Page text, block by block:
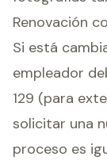
Renovación
Si está
empleador
129 (para
solicitar una
proceso es